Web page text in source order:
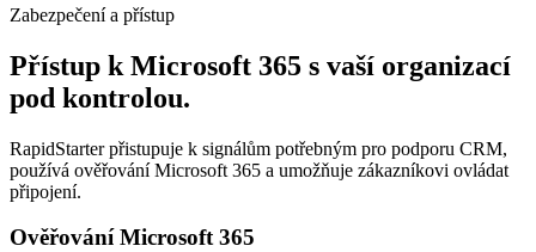
Zabezpečení a přístup
Přístup k Microsoft 365 s vaší organizací
pod kontrolou.
RapidStarter přistupuje k signálům potřebným pro podporu CRM,
používá ověřování Microsoft 365 a umožňuje zákazníkovi ovládat
připojení.
Ověřování Microsoft 365